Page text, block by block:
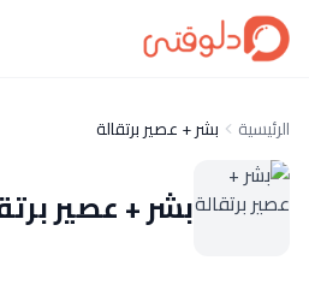
الرئيسية بشر + عصير برتقالة
بشر + عصير